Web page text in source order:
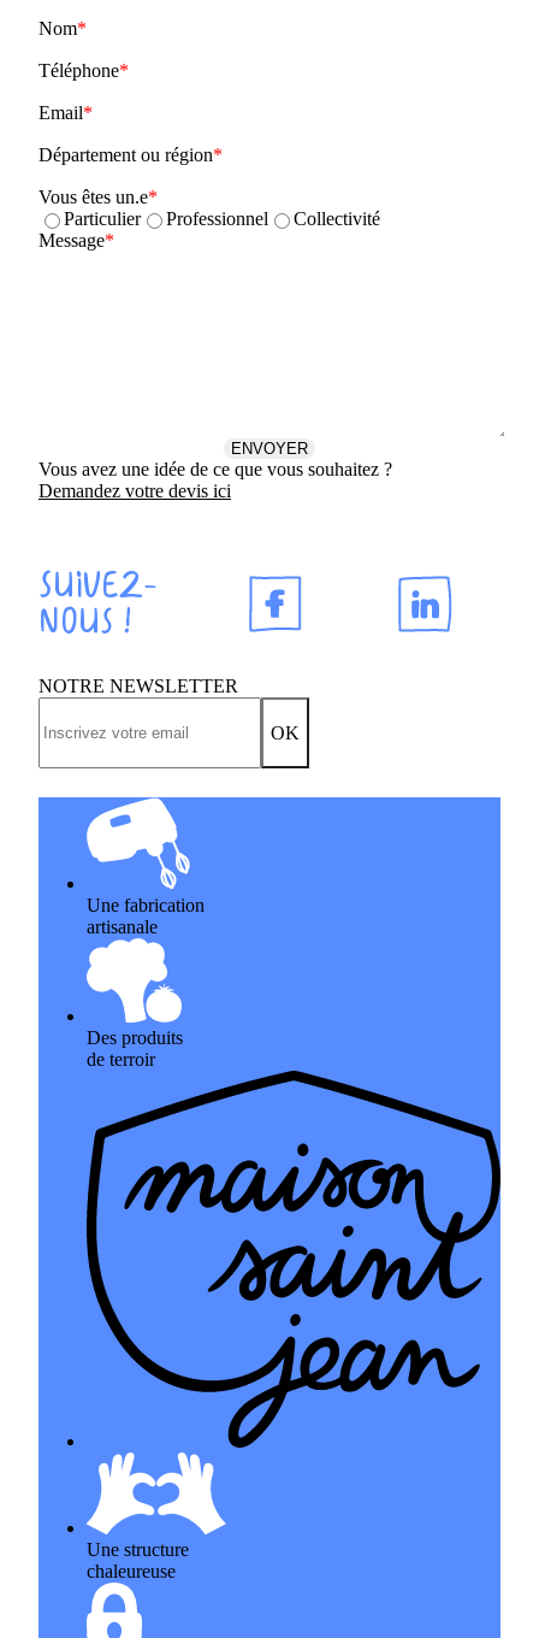
Nom
Téléphone
Email
Département ou région
Vous êtes un.e
Particulier
Professionnel
Collectivité
Message
Vous avez une idée de ce que vous souhaitez ?
Demandez votre devis ici
Suivez-
nous !
NOTRE NEWSLETTER
OK
Une fabrication
artisanale
Des produits
de terroir
Une structure
chaleureuse